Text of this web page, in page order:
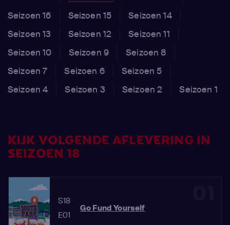
Seizoen 16
Seizoen 15
Seizoen 14
Seizoen 13
Seizoen 12
Seizoen 11
Seizoen 10
Seizoen 9
Seizoen 8
Seizoen 7
Seizoen 6
Seizoen 5
Seizoen 4
Seizoen 3 Seizoen 2 Seizoen 1
KIJK VOLGENDE AFLEVERING IN
SEIZOEN 18
S18
E01
Go Fund Yourself